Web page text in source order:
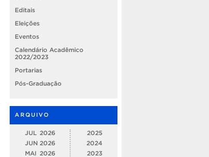
Editais
Eleições
Eventos
Calendário Acadêmico
2022/2023
Portarias
Pós-Graduação
ARQUIVO
JUL 2026
JUN 2026
MAI
2026
2025
2024
2023